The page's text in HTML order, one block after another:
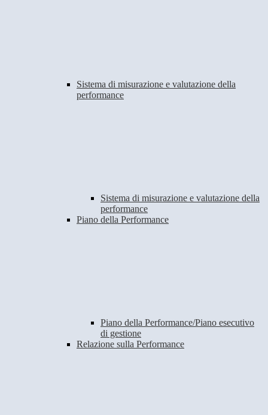
Sistema di misurazione e valutazione della
performance
Sistema di misurazione e valutazione della
performance
Piano della Performance
Piano della Performance/Piano esecutivo
di gestione
Relazione sulla Performance